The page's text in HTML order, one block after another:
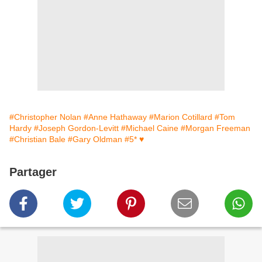
#Christopher Nolan #Anne Hathaway #Marion Cotillard #Tom
Hardy #Joseph Gordon-Levitt #Michael Caine #Morgan Freeman
#Christian Bale #Gary Oldman #5* ♥
Partager